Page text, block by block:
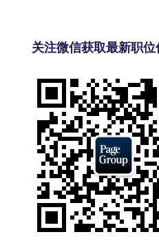
关注微信获取最新职位